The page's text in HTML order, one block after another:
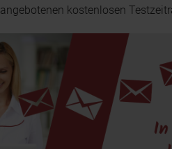
kostenlosen